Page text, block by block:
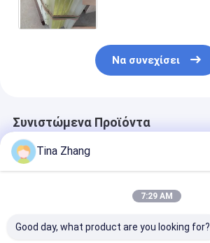
Να συνεχίσει
Συνιστώμενα Προϊόντα
Tina Zhang
7:29 AM
Good day, what product are you looking for?